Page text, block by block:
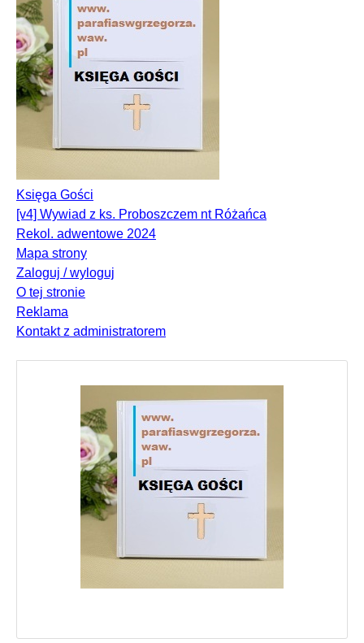
Księga Gości
[v4] Wywiad z ks. Proboszczem nt Różańca
Rekol. adwentowe 2024
Mapa strony
Zaloguj / wyloguj
O tej stronie
Reklama
Kontakt z administratorem